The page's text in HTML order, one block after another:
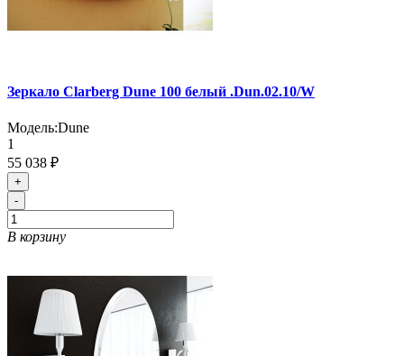
Зеркало Clarberg Dune 100 белый .Dun.02.10/W
Модель:Dune
1
55 038 ₽
+
-
В корзину